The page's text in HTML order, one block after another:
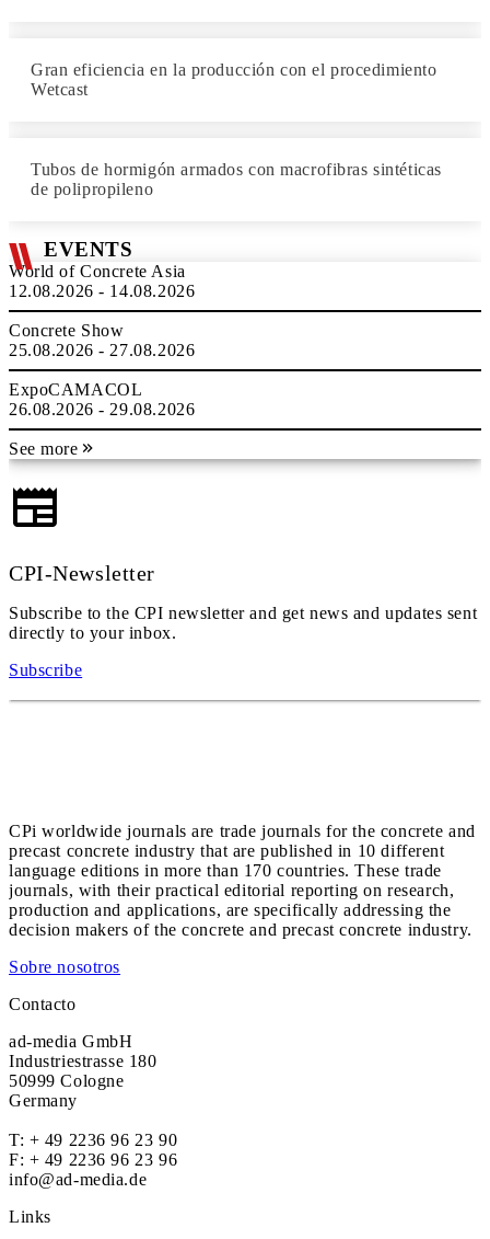
Gran eficiencia en la producción con el procedimiento
Wetcast
Tubos de hormigón armados con macrofibras sintéticas
de polipropileno
EVENTS
World of Concrete Asia
12.08.2026 - 14.08.2026
Concrete Show
25.08.2026 - 27.08.2026
ExpoCAMACOL
26.08.2026 - 29.08.2026
See more
CPI-Newsletter
Subscribe to the CPI newsletter and get news and updates sent
directly to your inbox.
Subscribe
CPi worldwide journals are trade journals for the concrete and
precast concrete industry that are published in 10 different
language editions in more than 170 countries. These trade
journals, with their practical editorial reporting on research,
production and applications, are specifically addressing the
decision makers of the concrete and precast concrete industry.
Sobre nosotros
Contacto
ad-media GmbH
Industriestrasse 180
50999 Cologne
Germany
T: + 49 2236 96 23 90
F: + 49 2236 96 23 96
info@ad-media.de
Links